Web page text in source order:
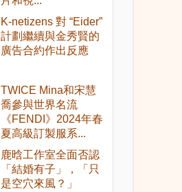
K-netizens 對 “Eider”
計劃繼續與金秀賢的
廣告合約作出反應
TWICE Mina和宋慧
喬參與世界名流
《FENDI》2024年春
夏高級訂製服系...
鹿晗工作室全面否認
「結婚有子」，「只
是空穴來風？」